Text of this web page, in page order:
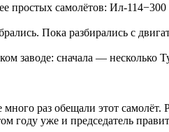
простых самолётов: Ил-
Пока разбирались с
заводе: сначала — несколько
раз обещали этот самолёт.
году уже и председатель